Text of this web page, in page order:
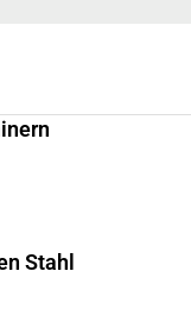
Stahl